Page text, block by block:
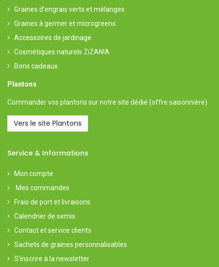
Graines d'engrais verts et mélanges
Graines à germer et microgreens
Accessoires de jardinage
Cosmétiques naturels ZiZAN!A
Bons cadeaux
Plantons
Commander vos plantons sur notre site dédié (offre saisonnière)
Vers le site Plantons
Service & Informations
Mon compte
Mes commandes
Frais de port et livraisons
Calendrier de semis
Contact et service clients
Sachets de graines personnalisables
S'inscrire à la newsletter